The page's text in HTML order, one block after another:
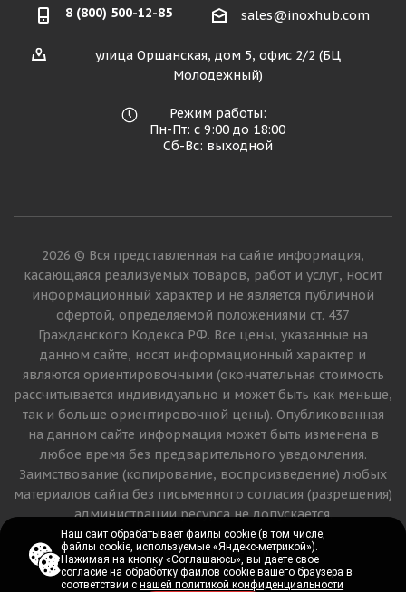
8 (800) 500-12-85 sales@inoxhub.com
улица Оршанская, дом 5, офис 2/2 (БЦ
Молодежный)
Режим работы:
Пн-Пт: с 9:00 до 18:00
Сб-Вс: выходной
2026 © Вся представленная на сайте информация,
касающаяся реализуемых товаров, работ и услуг, носит
информационный характер и не является публичной
офертой, определяемой положениями ст. 437
Гражданского Кодекса РФ. Все цены, указанные на
данном сайте, носят информационный характер и
являются ориентировочными (окончательная стоимость
рассчитывается индивидуально и может быть как меньше,
так и больше ориентировочной цены). Опубликованная
на данном сайте информация может быть изменена в
любое время без предварительного уведомления.
Заимствование (копирование, воспроизведение) любых
материалов сайта без письменного согласия (разрешения)
администрации ресурса не допускается.
Версия для печати
Наш сайт обрабатывает файлы cookie (в том числе,
файлы cookie, используемые «Яндекс-метрикой»).
Нажимая на кнопку «Соглашаюсь», вы даете свое
согласие на обработку файлов cookie вашего браузера в
соответствии снашей политикой конфиденциальности
Наш сайт обрабатывает файлы cookie (в том числе,
файлы cookie, используемые «Яндекс-метрикой»).
Нажимая на кнопку «Соглашаюсь», вы даете свое
согласие на обработку файлов cookie вашего браузера в
соответствии снашей политикой конфиденциальности